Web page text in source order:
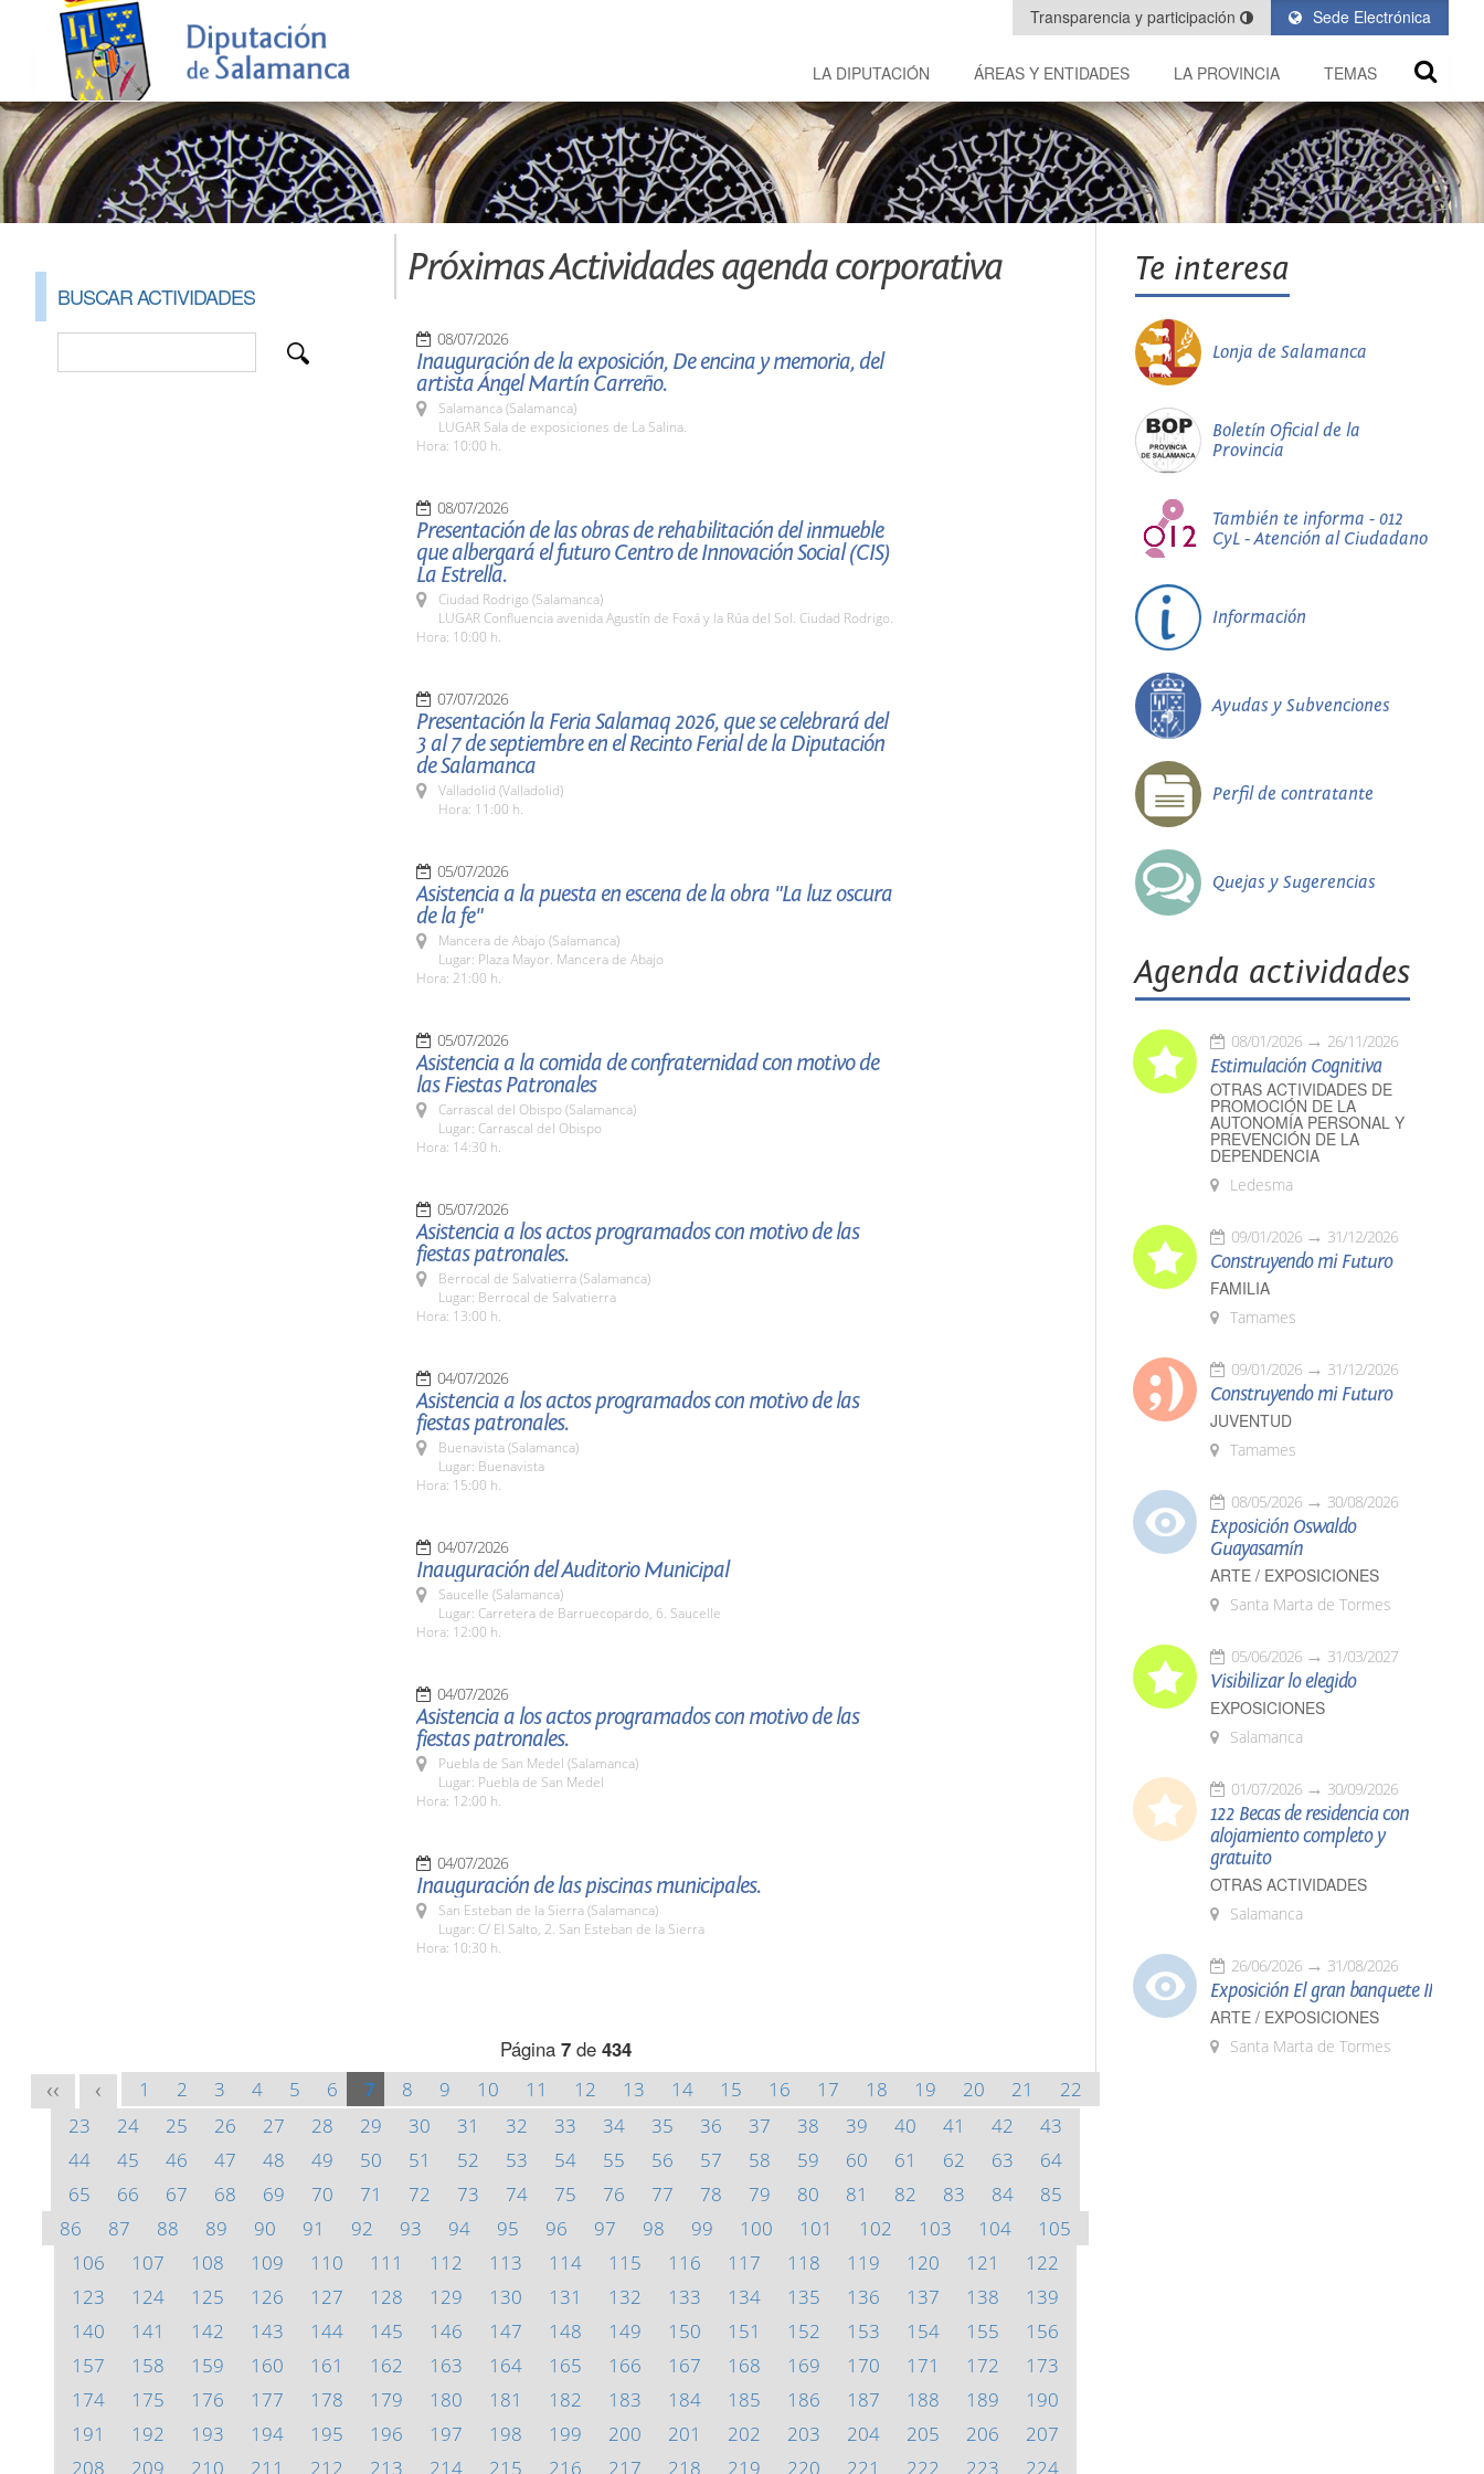
Sede Electrónica
Transparencia y participación
LA DIPUTACIÓN ÁREAS Y ENTIDADES LA PROVINCIA TEMAS
BUSCAR ACTIVIDADES
Próximas Actividades agenda corporativa
08/07/2026
Inauguración de la exposición, De encina y memoria, del
artista Ángel Martín Carreño.
Salamanca (Salamanca)
LUGAR Sala de exposiciones de La Salina.
Hora: 10:00 h.
08/07/2026
Presentación de las obras de rehabilitación del inmueble
que albergará el futuro Centro de Innovación Social (CIS)
La Estrella.
Ciudad Rodrigo (Salamanca)
LUGAR Confluencia avenida Agustín de Foxá y la Rúa del Sol. Ciudad Rodrigo.
Hora: 10:00 h.
07/07/2026
Presentación la Feria Salamaq 2026, que se celebrará del
3 al 7 de septiembre en el Recinto Ferial de la Diputación
de Salamanca
Valladolid (Valladolid)
Hora: 11:00 h.
05/07/2026
Asistencia a la puesta en escena de la obra "La luz oscura
de la fe"
Mancera de Abajo (Salamanca)
Lugar: Plaza Mayor. Mancera de Abajo
Hora: 21:00 h.
05/07/2026
Asistencia a la comida de confraternidad con motivo de
las Fiestas Patronales
Carrascal del Obispo (Salamanca)
Lugar: Carrascal del Obispo
Hora: 14:30 h.
05/07/2026
Asistencia a los actos programados con motivo de las
fiestas patronales.
Berrocal de Salvatierra (Salamanca)
Lugar: Berrocal de Salvatierra
Hora: 13:00 h.
04/07/2026
Asistencia a los actos programados con motivo de las
fiestas patronales.
Buenavista (Salamanca)
Lugar: Buenavista
Hora: 15:00 h.
04/07/2026
Inauguración del Auditorio Municipal
Saucelle (Salamanca)
Lugar: Carretera de Barruecopardo, 6. Saucelle
Hora: 12:00 h.
04/07/2026
Asistencia a los actos programados con motivo de las
fiestas patronales.
Puebla de San Medel (Salamanca)
Lugar: Puebla de San Medel
Hora: 12:00 h.
04/07/2026
Inauguración de las piscinas municipales.
San Esteban de la Sierra (Salamanca)
Lugar: C/ El Salto, 2. San Esteban de la Sierra
Hora: 10:30 h.
Página 7de 434
<< < 1 2 3 4 5 6 7 8 9 10 11 12 13 14 15 16 17 18 19 20 21
22
23
24 25 26 27 28 29 30 31 32 33 34 35 36 37 38 39 40 41 42
43
44
45 46 47 48 49 50 51 52 53 54 55 56 57 58 59 60 61 62 63
64
65
66 67 68 69 70 71 72 73 74 75 76 77 78 79 80 81 82 83 84
85
86
87 88 89 90 91 92 93 94 95 96 97 98 99 100 101 102 103 104
105
106
107 108 109 110 111 112 113 114 115 116 117 118 119 120 121
122
123
124 125 126 127 128 129 130 131 132 133 134 135 136 137 138
139
140
141 142 143 144 145 146 147 148 149 150 151 152 153 154 155
156
157
158 159 160 161 162 163 164 165 166 167 168 169 170 171 172
173
174
175 176 177 178 179 180 181 182 183 184 185 186 187 188 189
190
191
192 193 194 195 196 197 198 199 200 201 202 203 204 205 206
207
208
209 210 211 212 213 214 215 216 217 218 219 220 221 222 223 224
Te interesa
Lonja de Salamanca
Boletín Oficial de la
Provincia
También te informa - 012
CyL - Atención al Ciudadano
Información
Ayudas y Subvenciones
Perfil de contratante
Quejas y Sugerencias
Agenda actividades
08/01/2026 26/11/2026
Estimulación Cognitiva
OTRAS ACTIVIDADES DE
PROMOCIÓN DE LA
AUTONOMÍA PERSONAL Y
PREVENCIÓN DE LA
DEPENDENCIA
Ledesma
09/01/2026 31/12/2026
Construyendo mi Futuro
FAMILIA
Tamames
09/01/2026 31/12/2026
Construyendo mi Futuro
JUVENTUD
Tamames
08/05/2026 30/08/2026
Exposición Oswaldo
Guayasamín
ARTE / EXPOSICIONES
Santa Marta de Tormes
05/06/2026 31/03/2027
Visibilizar lo elegido
EXPOSICIONES
Salamanca
01/07/2026 30/09/2026
122 Becas de residencia con
alojamiento completo y
gratuito
OTRAS ACTIVIDADES
Salamanca
26/06/2026 31/08/2026
Exposición El gran banquete II
ARTE / EXPOSICIONES
Santa Marta de Tormes